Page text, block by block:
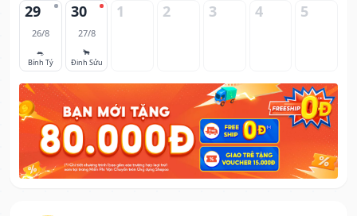
29
26/8
🐀
Bính Tý
30
27/8
🐂
Đinh Sửu
1 2 3 4 5